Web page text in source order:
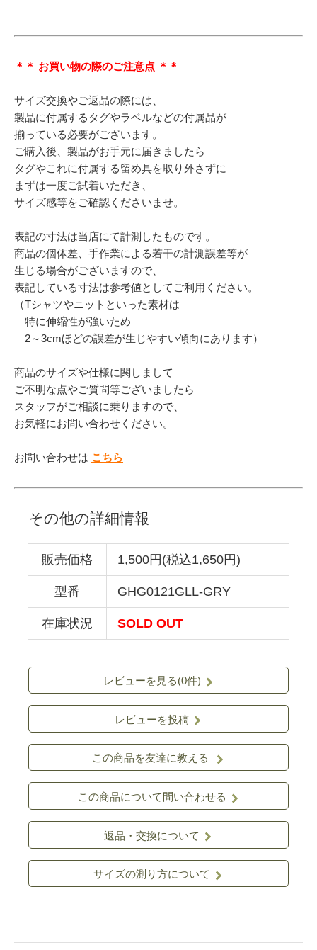
＊＊ お買い物の際のご注意点 ＊＊
サイズ交換やご返品の際には、
製品に付属するタグやラベルなどの付属品が
揃っている必要がございます。
ご購入後、製品がお手元に届きましたら
タグやこれに付属する留め具を取り外さずに
まずは一度ご試着いただき、
サイズ感等をご確認くださいませ。
表記の寸法は当店にて計測したものです。
商品の個体差、手作業による若干の計測誤差等が
生じる場合がございますので、
表記している寸法は参考値としてご利用ください。
（Tシャツやニットといった素材は
特に伸縮性が強いため
2～3cmほどの誤差が生じやすい傾向にあります）
商品のサイズや仕様に関しまして
ご不明な点やご質問等ございましたら
スタッフがご相談に乗りますので、
お気軽にお問い合わせください。
お問い合わせは こちら
その他の詳細情報
販売価格 1,500円(税込1,650円)
型番 GHG0121GLL-GRY
在庫状況 SOLD OUT
レビューを見る(0件)
レビューを投稿
この商品を友達に教える
この商品について問い合わせる
返品・交換について
サイズの測り方について